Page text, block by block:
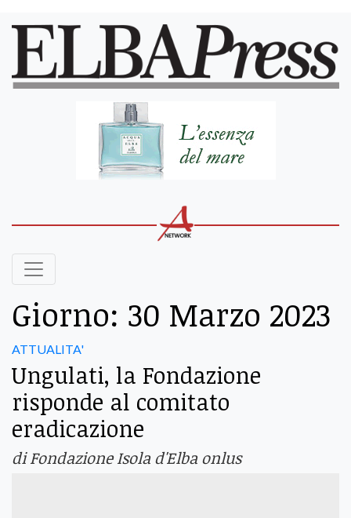
Giorno: 30 Marzo 2023
ATTUALITA'
Ungulati, la Fondazione
risponde al comitato
eradicazione
di Fondazione Isola d'Elba onlus